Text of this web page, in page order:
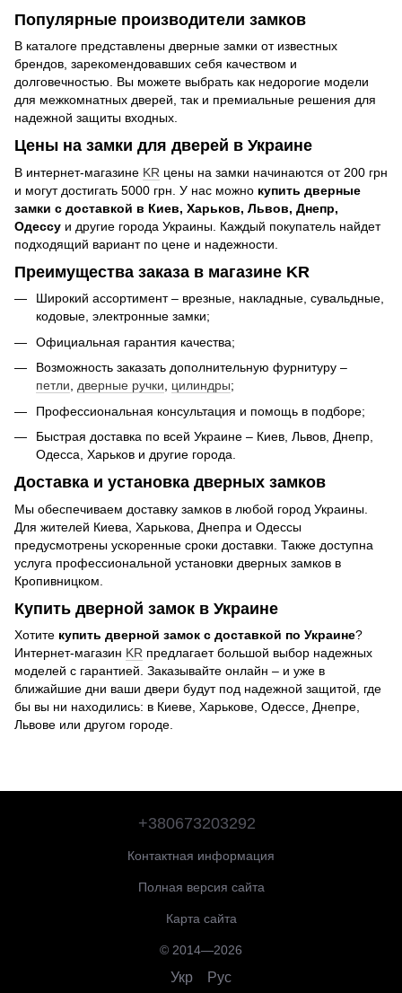
Популярные производители замков
В каталоге представлены дверные замки от известных
брендов, зарекомендовавших себя качеством и
долговечностью. Вы можете выбрать как недорогие модели
для межкомнатных дверей, так и премиальные решения для
надежной защиты входных.
Цены на замки для дверей в Украине
В интернет-магазине KR цены на замки начинаются от 200 грн
и могут достигать 5000 грн. У нас можно купить дверные
замки с доставкой в Киев, Харьков, Львов, Днепр,
Одессу и другие города Украины. Каждый покупатель найдет
подходящий вариант по цене и надежности.
Преимущества заказа в магазине KR
Широкий ассортимент – врезные, накладные, сувальдные,
кодовые, электронные замки;
Официальная гарантия качества;
Возможность заказать дополнительную фурнитуру –
петли, дверные ручки, цилиндры;
Профессиональная консультация и помощь в подборе;
Быстрая доставка по всей Украине – Киев, Львов, Днепр,
Одесса, Харьков и другие города.
Доставка и установка дверных замков
Мы обеспечиваем доставку замков в любой город Украины.
Для жителей Киева, Харькова, Днепра и Одессы
предусмотрены ускоренные сроки доставки. Также доступна
услуга профессиональной установки дверных замков в
Кропивницком.
Купить дверной замок в Украине
Хотите купить дверной замок с доставкой по Украине?
Интернет-магазин KR предлагает большой выбор надежных
моделей с гарантией. Заказывайте онлайн – и уже в
ближайшие дни ваши двери будут под надежной защитой, где
бы вы ни находились: в Киеве, Харькове, Одессе, Днепре,
Львове или другом городе.
+380673203292
Контактная информация
Полная версия сайта
Карта сайта
© 2014—2026
Укр Рус